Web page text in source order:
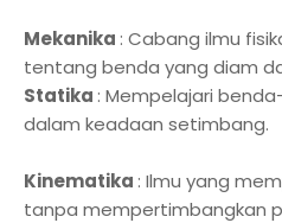
Mekanika : Cabang ilmu
tentang benda yang diam
Statika : Mempelajari
dalam keadaan setimbang.
Kinematika : Ilmu yang
tanpa mempertimbangkan